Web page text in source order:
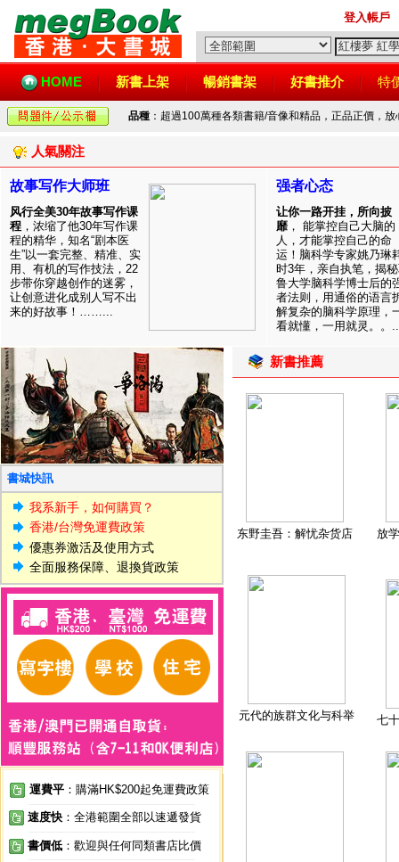
登入帳戶
HOME 新書上架 暢銷書架 好書推介 特
品種 ：超過100萬種各類書籍/音像和精品，正品正價，
人氣關注
故事写作大师班
风行全美30年故事写作课
程 ，浓缩了他30年写作课
程的精华，知名“剧本医
生”以一套完整、精准、实
用、有机的写作技法，22
步带你穿越创作的迷雾，
让创意进化成别人写不出
来的好故事！……...
强者心态
让你一路开挂，所向披
靡 ， 能掌控自己大脑的
人，才能掌控自己的命
运！脑科学专家姚乃琳
时3年，亲自执笔，揭
鲁大学脑科学博士后的
者法则，用通俗的语言
解复杂的脑科学原理，
看就懂，一用就灵。。
書城快訊
我系新手，如何購買？
香港/台灣免運費政策
優惠券激活及使用方式
全面服務保障、退換貨政策
運費平 ：購滿HK$200起免運費政策
速度快 ：全港範圍全部以速遞發貨
書價低 ：歡迎與任何同類書店比價
新書推薦
东野圭吾：解忧杂货店 放
元代的族群文化与科举 七